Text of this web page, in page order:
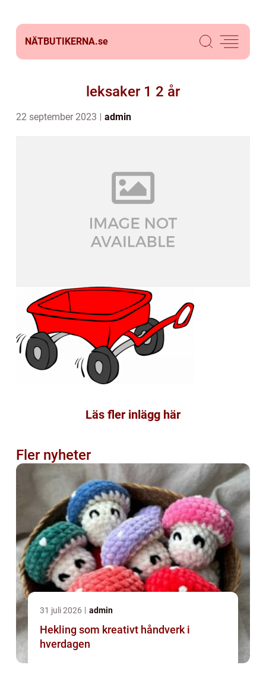
NÄTBUTIKERNA.se
leksaker 1 2 år
22 september 2023 admin
Läs fler inlägg här
Fler nyheter
31 juli 2026 admin
Hekling som kreativt håndverk i
hverdagen